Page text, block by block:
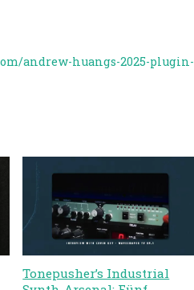
andrew-huangs-2025-plugin-
Tonepusher’s Industrial